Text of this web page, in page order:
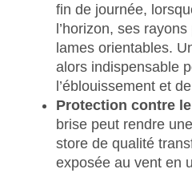
fin de journée,
l’horizon, ses
lames orientables.
alors indispensable
l’éblouissement et
Protection contre
brise peut rendre
store de qualité
exposée au vent en